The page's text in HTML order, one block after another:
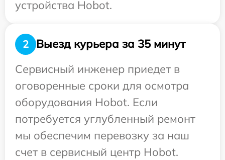
устройства Hobot.
2
Выезд курьера за 35 минут
Сервисный инженер приедет в
оговоренные сроки для осмотра
оборудования Hobot. Если
потребуется углубленный ремонт
мы обеспечим перевозку за наш
счет в сервисный центр Hobot.